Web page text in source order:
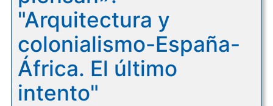
"Arquitectura y
colonialismo-España-
África. El último
intento"